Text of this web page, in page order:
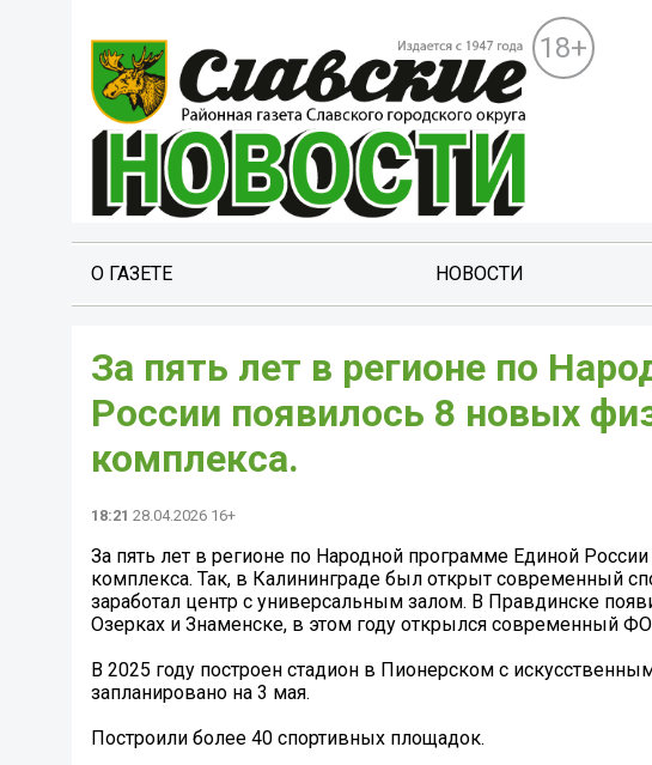
18+
О ГАЗЕТЕ НОВОСТИ
За пять лет в регионе по
России появилось 8 новых
комплекса.
18:21 28.04.2026 16+
За пять лет в регионе по Народной программе Единой
комплекса. Так, в Калининграде был открыт современный
заработал центр с универсальным залом. В Правдинске
Озерках и Знаменске, в этом году открылся современный
В 2025 году построен стадион в Пионерском с
запланировано на 3 мая.
Построили более 40 спортивных площадок.